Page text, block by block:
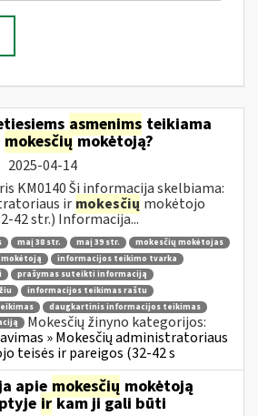
asmenims teikiama
mokesčiųmokėtoją?
2025-04-14
KM0140 Ši informacija skelbiama:
ir mokesčių mokėtojo
42 str.) Informacija...
maį 38 str. maį 39 str.
mokesčių mokėtojas
informacijos teikimo tvarka
prašymas suteikti informaciją
informacijos teikimas raštu
daugkartinis informacijos teikimas
Mokesčių žinyno kategorijos:
» Mokesčių administratoriaus
teisės ir pareigos (32-42 s
apie mokesčių mokėtoją
irkam ji gali būti